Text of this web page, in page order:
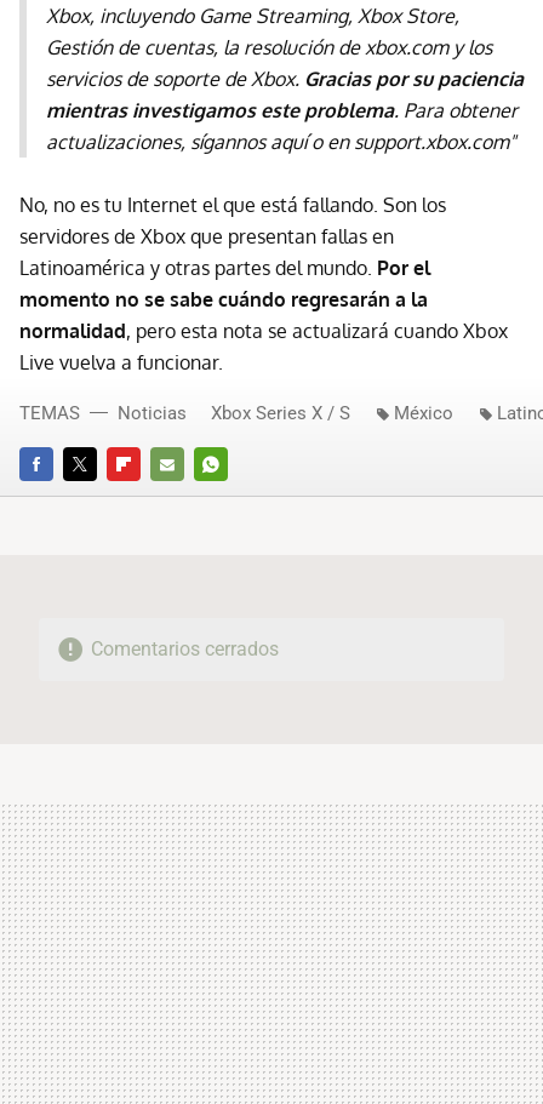
Xbox, incluyendo Game Streaming, Xbox Store,
Gestión de cuentas, la resolución de xbox.com y los
servicios de soporte de Xbox. Gracias por su paciencia
mientras investigamos este problema. Para obtener
actualizaciones, sígannos aquí o en support.xbox.com"
No, no es tu Internet el que está fallando. Son los
servidores de Xbox que presentan fallas en
Latinoamérica y otras partes del mundo. Por el
momento no se sabe cuándo regresarán a la
normalidad, pero esta nota se actualizará cuando Xbox
Live vuelva a funcionar.
FACEBOOKTWITTERFLIPBOARD
E-
WHATSAPP
TEMAS Noticias Xbox Series X / S México
Comentarios cerrados